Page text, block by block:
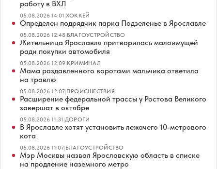
работу в ВХЛ
05.08.2026 14:01|ХОККЕЙ
Определен подрядчик парка Подзеленье в Ярославле
05.08.2026 12:48|БЛАГОУСТРОЙСТВО
Жительница Ярославля притворилась малоимущей
ради покупки автомобиля
05.08.2026 12:09|КРИМИНАЛ
Мама раздавленного воротами мальчика ответила
на травлю
05.08.2026 12:07|ПРОИСШЕСТВИЯ
Расширение федеральной трассы у Ростова Великого
завершат в октябре
05.08.2026 11:31|ДОРОГИ
В Ярославле хотят установить лежачего 10-метрового
кота
05.08.2026 11:07|БЛАГОУСТРОЙСТВО
Мэр Москвы назвал Ярославскую область в списке
на продление наземного метро